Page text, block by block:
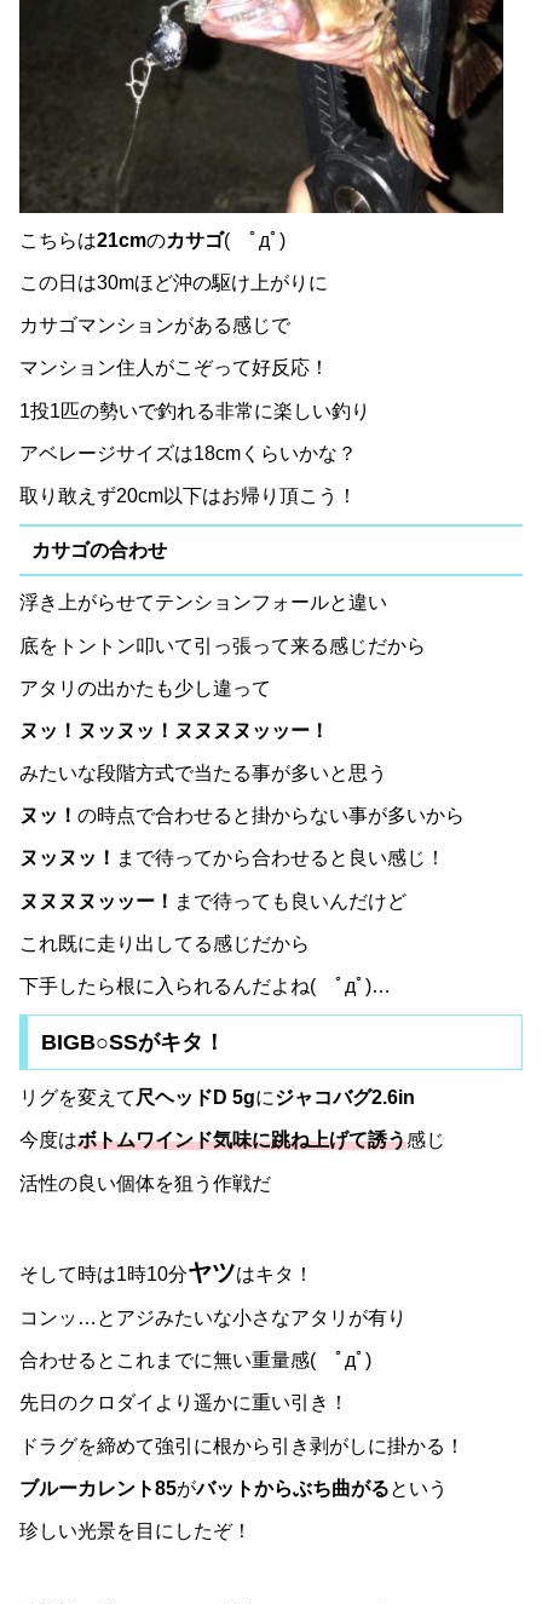
こちらは21cmのカサゴ( ﾟдﾟ)
この日は30mほど沖の駆け上がりに
カサゴマンションがある感じで
マンション住人がこぞって好反応！
1投1匹の勢いで釣れる非常に楽しい釣り
アベレージサイズは18cmくらいかな？
取り敢えず20cm以下はお帰り頂こう！
カサゴの合わせ
浮き上がらせてテンションフォールと違い
底をトントン叩いて引っ張って来る感じだから
アタリの出かたも少し違って
ヌッ！ヌッヌッ！ヌヌヌヌッッー！
みたいな段階方式で当たる事が多いと思う
ヌッ！ の時点で合わせると掛からない事が多いから
ヌッヌッ！ まで待ってから合わせると良い感じ！
ヌヌヌヌッッー！ まで待っても良いんだけど
これ既に走り出してる感じだから
下手したら根に入られるんだよね( ﾟдﾟ)…
BIGB○SSがキタ！
リグを変えて 尺ヘッドD 5gにジャコバグ2.6in
今度はボトムワインド気味に跳ね上げて誘う感じ
活性の良い個体を狙う作戦だ
そして時は1時10分ヤツはキタ！
コンッ…とアジみたいな小さなアタリが有り
合わせるとこれまでに無い重量感( ﾟдﾟ)
先日のクロダイより遥かに重い引き！
ドラグを締めて強引に根から引き剥がしに掛かる！
ブルーカレント85がバットからぶち曲がるという
珍しい光景を目にしたぞ！